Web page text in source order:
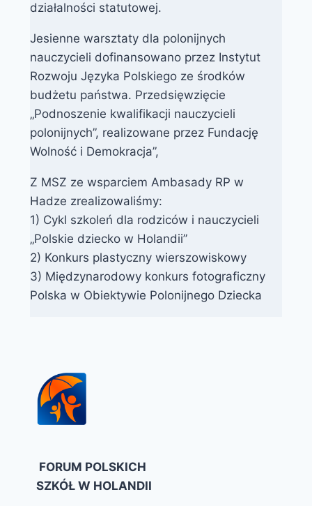
działalności statutowej.
Jesienne warsztaty dla polonijnych
nauczycieli dofinansowano przez Instytut
Rozwoju Języka Polskiego ze środków
budżetu państwa. Przedsięwzięcie
„Podnoszenie kwalifikacji nauczycieli
polonijnych”, realizowane przez Fundację
Wolność i Demokracja”,
Z MSZ ze wsparciem Ambasady RP w
Hadze zrealizowaliśmy:
1) Cykl szkoleń dla rodziców i nauczycieli
„Polskie dziecko w Holandii”
2) Konkurs plastyczny wierszowiskowy
3) Międzynarodowy konkurs fotograficzny
Polska w Obiektywie Polonijnego Dziecka
FORUM POLSKICH
SZKÓŁ W HOLANDII